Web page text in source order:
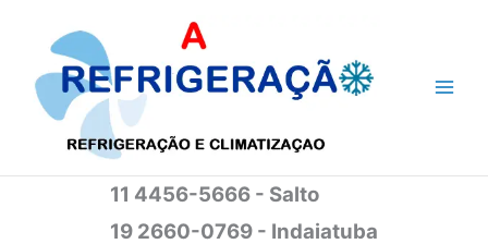
conteúdo
11 4456-5666 - Salto
19 2660-0769 - Indaiatuba